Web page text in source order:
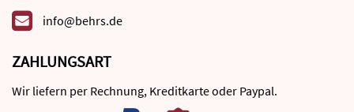
info@behrs.de
ZAHLUNGSART
Wir liefern per Rechnung, Kreditkarte oder Paypal.